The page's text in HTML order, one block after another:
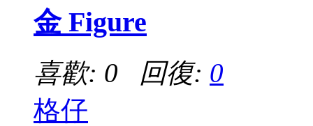
金 Figure
喜歡: 0 回復: 0
格仔